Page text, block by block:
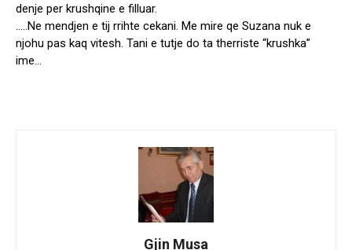
denje per krushqine e filluar.
…..Ne mendjen e tij rrihte cekani. Me mire qe Suzana nuk e
njohu pas kaq vitesh. Tani e tutje do ta therriste “krushka”
ime…
Gjin Musa